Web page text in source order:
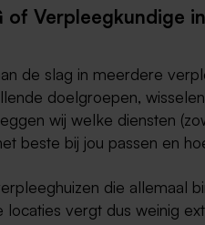
of Verpleegkundige
de slag in meerdere
doelgroepen,
wij welke diensten
beste bij jou passen en
die allemaal
vergt dus weinig